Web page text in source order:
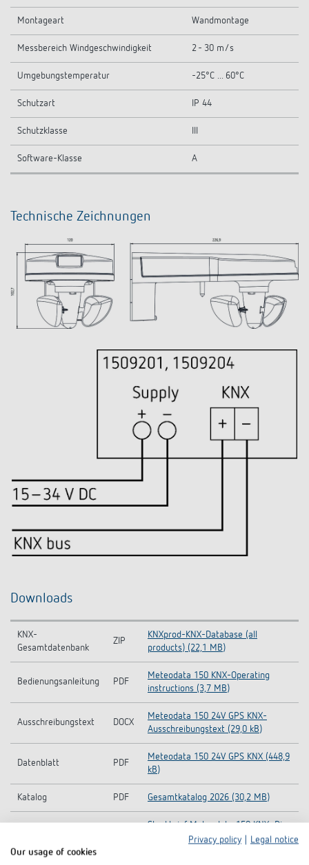
Montageart Wandmontage
Messbereich Windgeschwindigkeit 2 - 30 m/s
Umgebungstemperatur -25°C ... 60°C
Schutzart IP 44
Schutzklasse
Software-Klasse A
Technische Zeichnungen
Downloads
KNX-
Gesamtdatenbank
ZIP
KNXprod-KNX-Database (all
products) (22,1 MB)
Bedienungsanleitung PDF
Meteodata 150 KNX-Operating
instructions (3,7 MB)
Ausschreibungstext DOCX
Meteodata 150 24V GPS KNX-
Ausschreibungstext (29,0 kB)
Datenblatt PDF
Meteodata 150 24V GPS KNX (448,9
kB)
Katalog PDF Gesamtkatalog 2026 (30,2 MB)
Steckbrief Meteodata 150 KNX_Die
smarte Wetterstation für intelligent
Privacy policy
Legal notice
Our usage of cookies